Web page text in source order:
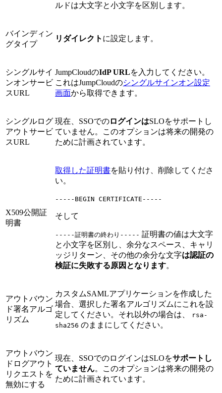
ルドは大文字と小文字を区別します。
バインディン
グタイプ
リダイレクト に設定します。
シングルサイ
ンオンサービ
スURL
JumpCloudのIdP URLを入力してください。
これはJumpCloudのシングルサインオン設定
画面から取得できます。
シングルログ
アウトサービ
スURL
現在、SSOでのログインはSLOをサポートし
ていません。このオプションは将来の開発の
ために計画されています。
X509公開証
明書
取得した証明書を貼り付け、削除してくださ
い。
-----BEGIN CERTIFICATE-----
そして
-----証明書の終わり----- 証明書の値は大文字
と小文字を区別し、余分なスペース、キャリ
ッジリターン、その他の余分な文字は認証の
検証に失敗する原因となります。
アウトバウン
ド署名アルゴ
リズム
カスタムSAMLアプリケーションを作成した
場合、選択した署名アルゴリズムにこれを設
定してください。それ以外の場合は、
rsa-
sha256 のままにしてください。
アウトバウン
ドログアウト
リクエストを
無効にする
現在、SSOでのログインはSLOをサポートし
ていません。このオプションは将来の開発の
ために計画されています。